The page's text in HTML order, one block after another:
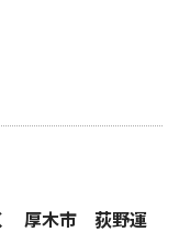
く 厚木市 荻野運